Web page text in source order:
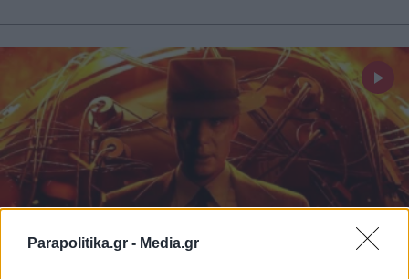
Parapolitika.gr - Media.gr